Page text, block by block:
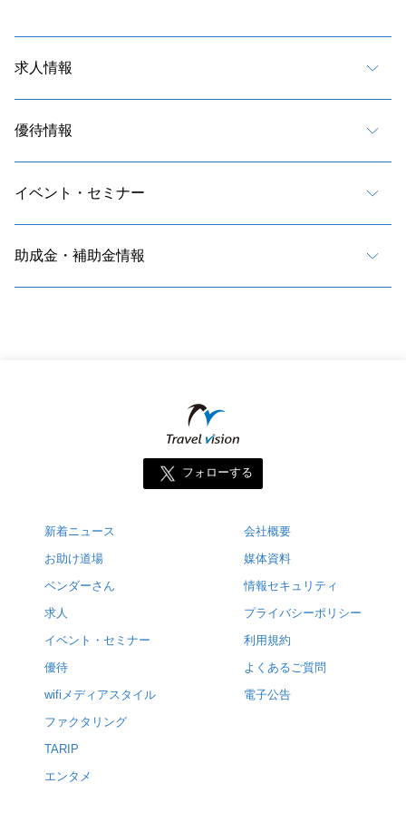
求人情報
優待情報
イベント・セミナー
助成金・補助金情報
フォローする
新着ニュース
お助け道場
ベンダーさん
求人
イベント・セミナー
優待
wifiメディアスタイル
ファクタリング
TARIP
エンタメ
会社概要
媒体資料
情報セキュリティ
プライバシーポリシー
利用規約
よくあるご質問
電子公告